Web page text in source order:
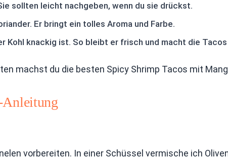
sollten leicht nachgeben, wenn du sie drückst.
Er bringt ein tolles Aroma und Farbe.
Kohl knackig ist. So bleibt er frisch und macht die
machst du die besten Spicy Shrimp Tacos mit
vorbereiten. In einer Schüssel vermische ich